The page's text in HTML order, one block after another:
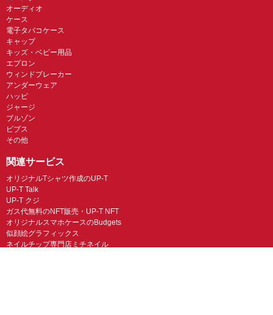
オーディオ
ケース
電子タバコケース
キャップ
キッズ・ベビー用品
エプロン
ウィンドブレーカー
アンダーウェア
ハッピ
ジャージ
ブルゾン
ビブス
その他
関連サービス
オリジナルTシャツ作成のUP-T
UP-T Talk
UP-T クジ
ガス代無料のNFT販売・UP-T NFT
オリジナルスマホケースのBudgets
似顔絵グラフィックス
ネイルチップ専門店ミチネイル